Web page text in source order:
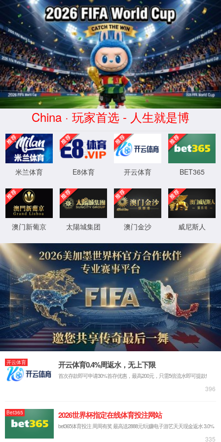
365(beat·中文)唯一官方网站
WTS-WAF拦截详情
出现该页面的原因:
1.你的请求是黑客攻击
2.你的请求合法但触发了安全规则,请提交问题反馈
XML 地图